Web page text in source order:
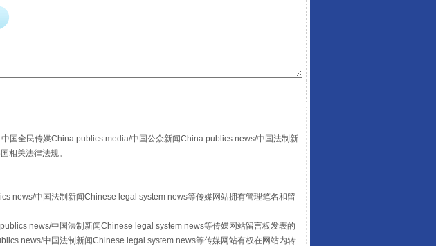
国全民传媒China publics media/中国公众新闻China publics news/中国法制新
相关法律法规。
news/中国法制新闻Chinese legal system news等传媒网站拥有管理笔名和留
news/中国法制新闻Chinese legal system news等传媒网站留言板发表的
news/中国法制新闻Chinese legal system news等传媒网站有权在网站内转